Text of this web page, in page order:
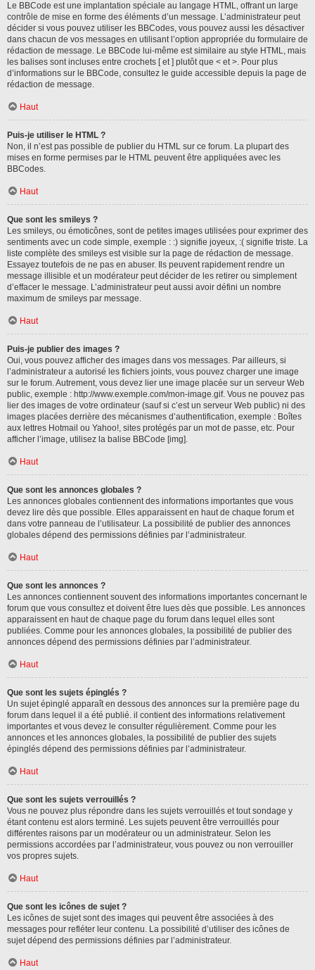
Le BBCode est une implantation spéciale au langage HTML, offrant un large
contrôle de mise en forme des éléments d’un message. L’administrateur peut
décider si vous pouvez utiliser les BBCodes, vous pouvez aussi les désactiver
dans chacun de vos messages en utilisant l’option appropriée du formulaire de
rédaction de message. Le BBCode lui-même est similaire au style HTML, mais
les balises sont incluses entre crochets [ et ] plutôt que < et >. Pour plus
d’informations sur le BBCode, consultez le guide accessible depuis la page de
rédaction de message.
Haut
Puis-je utiliser le HTML ?
Non, il n’est pas possible de publier du HTML sur ce forum. La plupart des
mises en forme permises par le HTML peuvent être appliquées avec les
BBCodes.
Haut
Que sont les smileys ?
Les smileys, ou émoticônes, sont de petites images utilisées pour exprimer des
sentiments avec un code simple, exemple : :) signifie joyeux, :( signifie triste. La
liste complète des smileys est visible sur la page de rédaction de message.
Essayez toutefois de ne pas en abuser. Ils peuvent rapidement rendre un
message illisible et un modérateur peut décider de les retirer ou simplement
d’effacer le message. L’administrateur peut aussi avoir défini un nombre
maximum de smileys par message.
Haut
Puis-je publier des images ?
Oui, vous pouvez afficher des images dans vos messages. Par ailleurs, si
l’administrateur a autorisé les fichiers joints, vous pouvez charger une image
sur le forum. Autrement, vous devez lier une image placée sur un serveur Web
public, exemple : http://www.exemple.com/mon-image.gif. Vous ne pouvez pas
lier des images de votre ordinateur (sauf si c’est un serveur Web public) ni des
images placées derrière des mécanismes d’authentification, exemple : Boîtes
aux lettres Hotmail ou Yahoo!, sites protégés par un mot de passe, etc. Pour
afficher l’image, utilisez la balise BBCode [img].
Haut
Que sont les annonces globales ?
Les annonces globales contiennent des informations importantes que vous
devez lire dès que possible. Elles apparaissent en haut de chaque forum et
dans votre panneau de l’utilisateur. La possibilité de publier des annonces
globales dépend des permissions définies par l’administrateur.
Haut
Que sont les annonces ?
Les annonces contiennent souvent des informations importantes concernant le
forum que vous consultez et doivent être lues dès que possible. Les annonces
apparaissent en haut de chaque page du forum dans lequel elles sont
publiées. Comme pour les annonces globales, la possibilité de publier des
annonces dépend des permissions définies par l’administrateur.
Haut
Que sont les sujets épinglés ?
Un sujet épinglé apparaît en dessous des annonces sur la première page du
forum dans lequel il a été publié. il contient des informations relativement
importantes et vous devez le consulter régulièrement. Comme pour les
annonces et les annonces globales, la possibilité de publier des sujets
épinglés dépend des permissions définies par l’administrateur.
Haut
Que sont les sujets verrouillés ?
Vous ne pouvez plus répondre dans les sujets verrouillés et tout sondage y
étant contenu est alors terminé. Les sujets peuvent être verrouillés pour
différentes raisons par un modérateur ou un administrateur. Selon les
permissions accordées par l’administrateur, vous pouvez ou non verrouiller
vos propres sujets.
Haut
Que sont les icônes de sujet ?
Les icônes de sujet sont des images qui peuvent être associées à des
messages pour refléter leur contenu. La possibilité d’utiliser des icônes de
sujet dépend des permissions définies par l’administrateur.
Haut